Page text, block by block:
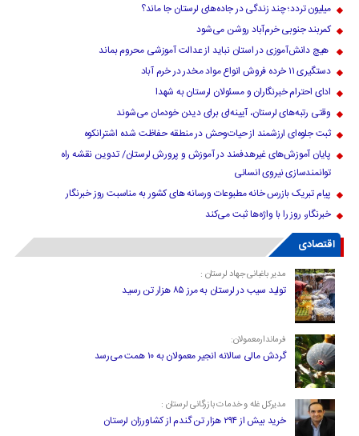
میلیون تردد؛ چند زندگی در جاده‌های لرستان جا ماند؟
کمربند جنوبی خرم‌‌آباد روشن می‌شود
هیچ دانش‌آموزی در استان نباید از عدالت آموزشی محروم بماند
دستگیری ۱۱ خرده فروش انواع مواد مخدر در خرم آباد
ادای احترام خبرنگاران و مسئولان لرستان به شهدا
وقتی رتبه‌های لرستان، آیینه‌ای برای دیدن خودمان می‌شوند
ثبت جلوه‌ای ارزشمند از حیات‌وحش در منطقه حفاظت شده اشترانکوه
پایان آموزش‌های غیرهدفمند در آموزش و پرورش لرستان/ تدوین نقشه راه
توانمندسازی نیروی انسانی
پیام تبریک بازرس خانه مطبوعات ورسانه های کشور به مناسبت روز خبرنگار
خبرنگار، روز را با واژه‌ها ثبت می‌کند
اقتصادی
مدیر باغبانی جهاد لرستان :
تولید سیب در لرستان به مرز ۸۵ هزار تن رسید
فرماندارمعمولان:
گردش مالی سالانه انجیر معمولان به ۱۰ همت می‌رسد
مدیرکل غله و خدمات بازرگانی لرستان :
خرید بیش از ۲۹۴ هزار تن گندم از کشاورزان لرستان